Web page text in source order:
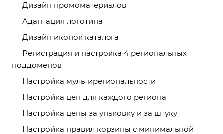
Дизайн промоматериалов
Адаптация логотипа
Дизайн иконок каталога
Регистрация и настройка 4 региональных
поддоменов
Настройка мультирегиональности
Настройка цен для каждого региона
Настройка цены за упаковку и за штуку
Настройка правил корзины с минимальной